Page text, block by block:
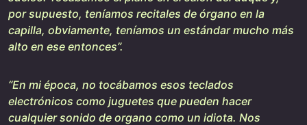
por supuesto, teníamos recitales de órgano en la
capilla, obviamente, teníamos un estándar mucho más
alto en ese entonces”.
“En mi época, no tocábamos esos teclados
electrónicos como juguetes que pueden hacer
cualquier sonido de organo como un idiota. Nos